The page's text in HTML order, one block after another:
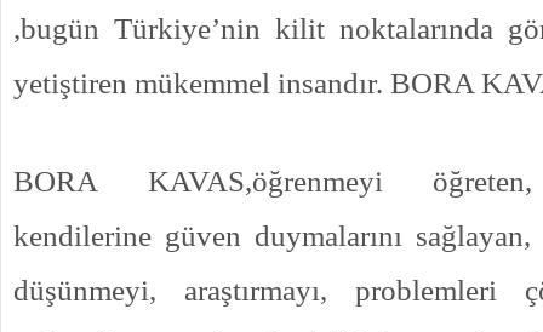
,bugün Türkiye’nin kilit noktalarında
yetiştiren mükemmel insandır. BORA
BORA KAVAS,öğrenmeyi
kendilerine güven duymalarını
düşünmeyi, araştırmayı, problemleri